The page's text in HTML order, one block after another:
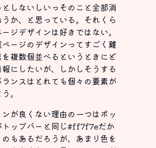
しないしいっそのこと全部消
うか、と思っている。それくら
ジデザインは好きではない。
ージのデザインってすごく難
を複数個並べるというときにど
にしたいが、しかしそうする
ランスはとれても個々の要素が
。
が良くない理由の一つはボッ
トップバーと同じ#ff7f7eだか
もあるだろうが、あまり色を